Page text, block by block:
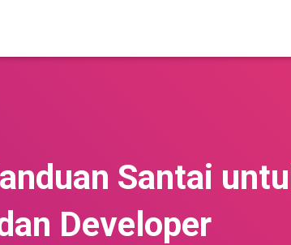
Santai
Developer